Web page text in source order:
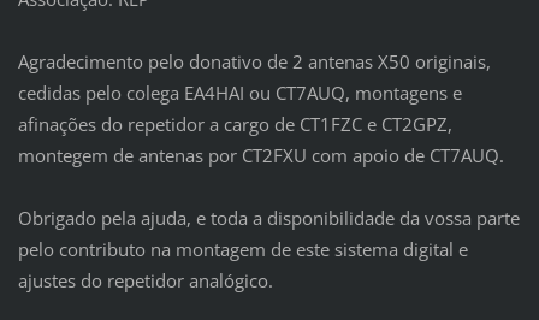
Agradecimento pelo donativo de 2 antenas X50 originais,
cedidas pelo colega EA4HAI ou CT7AUQ, montagens e
afinações do repetidor a cargo de CT1FZC e CT2GPZ,
montegem de antenas por CT2FXU com apoio de CT7AUQ.
Obrigado pela ajuda, e toda a disponibilidade da vossa parte
pelo contributo na montagem de este sistema digital e
ajustes do repetidor analógico.